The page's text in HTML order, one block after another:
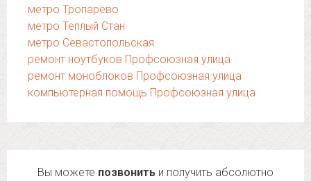
метро Тропарёво
метро Теплый Стан
метро Севастопольская
ремонт ноутбуков Профсоюзная улица
ремонт моноблоков Профсоюзная улица
компьютерная помощь Профсоюзная улица
Вы можете позвонить и получить абсолютно